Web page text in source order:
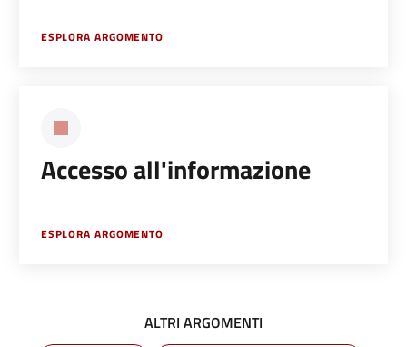
ESPLORA ARGOMENTO
Accesso all'informazione
ESPLORA ARGOMENTO
ALTRI ARGOMENTI